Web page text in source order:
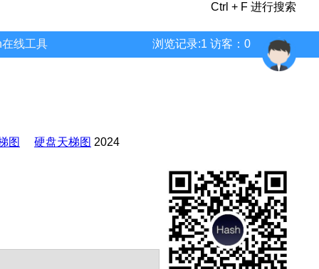
Ctrl + F 进行搜索
线工具 浏览记录:1 访客：0
图 硬盘天梯图 2024